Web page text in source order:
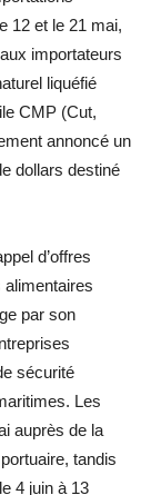
12 et le 21 mai,
importateurs
liquéfié
CMP (Cut,
annoncé un
dollars destiné
d’offres
alimentaires
par son
sécurité
Les
auprès de la
tandis
4 juin à 13